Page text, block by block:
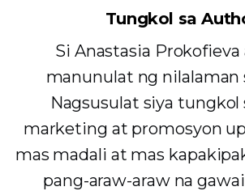
Tungkol sa
Si Anastasia Prokofieva
manunulat ng nilalaman
Nagsusulat siya tungkol
marketing at promosyon
mas madali at mas
pang-araw-araw na